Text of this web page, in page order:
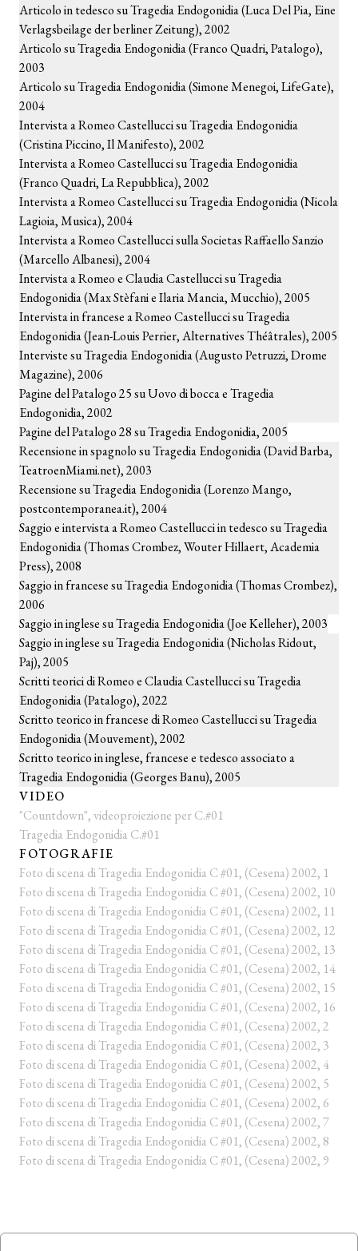
Articolo in tedesco su Tragedia Endogonidia (Luca Del Pia, Eine
Verlagsbeilage der berliner Zeitung), 2002
Articolo su Tragedia Endogonidia (Franco Quadri, Patalogo),
2003
Articolo su Tragedia Endogonidia (Simone Menegoi, LifeGate),
2004
Intervista a Romeo Castellucci su Tragedia Endogonidia
(Cristina Piccino, Il Manifesto), 2002
Intervista a Romeo Castellucci su Tragedia Endogonidia
(Franco Quadri, La Repubblica), 2002
Intervista a Romeo Castellucci su Tragedia Endogonidia (Nicola
Lagioia, Musica), 2004
Intervista a Romeo Castellucci sulla Societas Raffaello Sanzio
(Marcello Albanesi), 2004
Intervista a Romeo e Claudia Castellucci su Tragedia
Endogonidia (Max Stèfani e Ilaria Mancia, Mucchio), 2005
Intervista in francese a Romeo Castellucci su Tragedia
Endogonidia (Jean-Louis Perrier, Alternatives Théâtrales), 2005
Interviste su Tragedia Endogonidia (Augusto Petruzzi, Drome
Magazine), 2006
Pagine del Patalogo 25 su Uovo di bocca e Tragedia
Endogonidia, 2002
Pagine del Patalogo 28 su Tragedia Endogonidia, 2005
Recensione in spagnolo su Tragedia Endogonidia (David Barba,
TeatroenMiami.net), 2003
Recensione su Tragedia Endogonidia (Lorenzo Mango,
postcontemporanea.it), 2004
Saggio e intervista a Romeo Castellucci in tedesco su Tragedia
Endogonidia (Thomas Crombez, Wouter Hillaert, Academia
Press), 2008
Saggio in francese su Tragedia Endogonidia (Thomas Crombez),
2006
Saggio in inglese su Tragedia Endogonidia (Joe Kelleher), 2003
Saggio in inglese su Tragedia Endogonidia (Nicholas Ridout,
Paj), 2005
Scritti teorici di Romeo e Claudia Castellucci su Tragedia
Endogonidia (Patalogo), 2022
Scritto teorico in francese di Romeo Castellucci su Tragedia
Endogonidia (Mouvement), 2002
Scritto teorico in inglese, francese e tedesco associato a
Tragedia Endogonidia (Georges Banu), 2005
VIDEO
"Countdown", videoproiezione per C.#01
Tragedia Endogonidia C.#01
FOTOGRAFIE
Foto di scena di Tragedia Endogonidia C #01, (Cesena) 2002, 1
Foto di scena di Tragedia Endogonidia C #01, (Cesena) 2002, 10
Foto di scena di Tragedia Endogonidia C #01, (Cesena) 2002, 11
Foto di scena di Tragedia Endogonidia C #01, (Cesena) 2002, 12
Foto di scena di Tragedia Endogonidia C #01, (Cesena) 2002, 13
Foto di scena di Tragedia Endogonidia C #01, (Cesena) 2002, 14
Foto di scena di Tragedia Endogonidia C #01, (Cesena) 2002, 15
Foto di scena di Tragedia Endogonidia C #01, (Cesena) 2002, 16
Foto di scena di Tragedia Endogonidia C #01, (Cesena) 2002, 2
Foto di scena di Tragedia Endogonidia C #01, (Cesena) 2002, 3
Foto di scena di Tragedia Endogonidia C #01, (Cesena) 2002, 4
Foto di scena di Tragedia Endogonidia C #01, (Cesena) 2002, 5
Foto di scena di Tragedia Endogonidia C #01, (Cesena) 2002, 6
Foto di scena di Tragedia Endogonidia C #01, (Cesena) 2002, 7
Foto di scena di Tragedia Endogonidia C #01, (Cesena) 2002, 8
Foto di scena di Tragedia Endogonidia C #01, (Cesena) 2002, 9